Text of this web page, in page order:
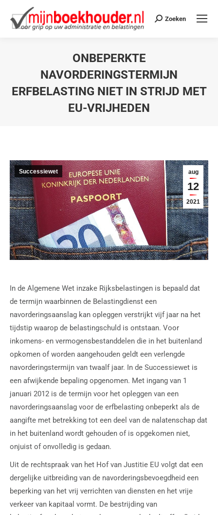
Zoeken
ONBEPERKTE
NAVORDERINGSTERMIJN
ERFBELASTING NIET IN STRIJD MET
EU-VRIJHEDEN
aug
12
2021
Successiewet
In de Algemene Wet inzake Rijksbelastingen is bepaald dat
de termijn waarbinnen de Belastingdienst een
navorderingsaanslag kan opleggen verstrijkt vijf jaar na het
tijdstip waarop de belastingschuld is ontstaan. Voor
inkomens- en vermogensbestanddelen die in het buitenland
opkomen of worden aangehouden geldt een verlengde
navorderingstermijn van twaalf jaar. In de Successiewet is
een afwijkende bepaling opgenomen. Met ingang van 1
januari 2012 is de termijn voor het opleggen van een
navorderingsaanslag voor de erfbelasting onbeperkt als de
aangifte met betrekking tot een deel van de nalatenschap dat
in het buitenland wordt gehouden of is opgekomen niet,
onjuist of onvolledig is gedaan.
Uit de rechtspraak van het Hof van Justitie EU volgt dat een
dergelijke uitbreiding van de navorderingsbevoegdheid een
beperking van het vrij verrichten van diensten en het vrije
verkeer van kapitaal vormt. De bestrijding van